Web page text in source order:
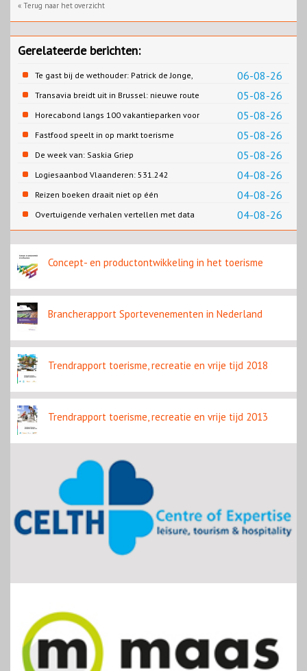
« Terug naar het overzicht
Gerelateerde berichten:
06-08-26
Te gast bij de wethouder: Patrick de Jonge,
Gemeente Emmen
05-08-26
Transavia breidt uit in Brussel: nieuwe route
naar Porto
05-08-26
Horecabond langs 100 vakantieparken voor
Cao-recreatie
05-08-26
Fastfood speelt in op markt toerisme
05-08-26
De week van: Saskia Griep
04-08-26
Logiesaanbod Vlaanderen: 531.242
slaapplaatsen
04-08-26
Reizen boeken draait niet op één
contentbron
04-08-26
Overtuigende verhalen vertellen met data
Concept- en productontwikkeling in het toerisme
Brancherapport Sportevenementen in Nederland
Trendrapport toerisme, recreatie en vrije tijd 2018
Trendrapport toerisme, recreatie en vrije tijd 2013